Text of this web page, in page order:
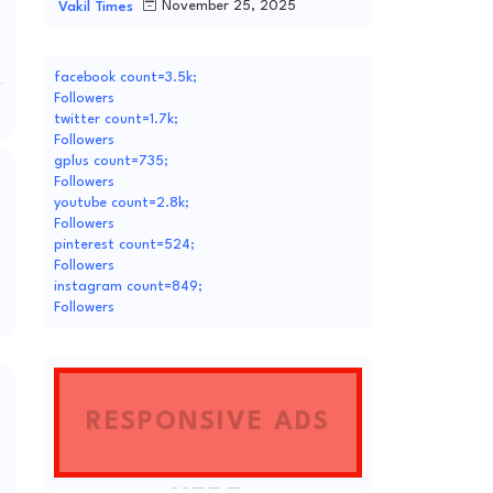
Vakil Times November 25, 2025
facebook count=3.5k;
Followers
twitter count=1.7k;
Followers
gplus count=735;
Followers
youtube count=2.8k;
Followers
pinterest count=524;
Followers
instagram count=849;
Followers
RESPONSIVE ADS